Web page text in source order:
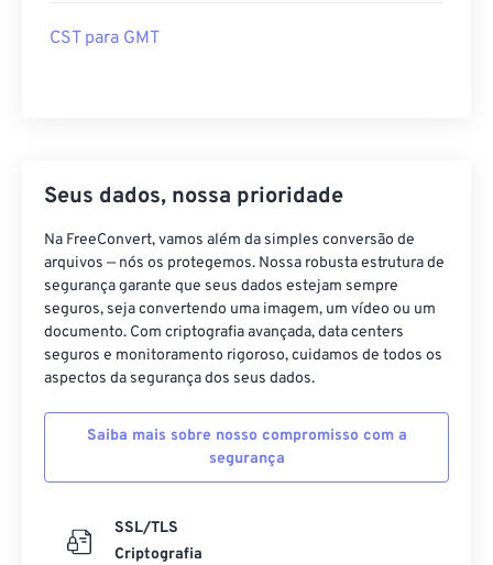
CST para GMT
Seus dados, nossa prioridade
Na FreeConvert, vamos além da simples conversão de
arquivos — nós os protegemos. Nossa robusta estrutura de
segurança garante que seus dados estejam sempre
seguros, seja convertendo uma imagem, um vídeo ou um
documento. Com criptografia avançada, data centers
seguros e monitoramento rigoroso, cuidamos de todos os
aspectos da segurança dos seus dados.
Saiba mais sobre nosso compromisso com a
segurança
SSL/TLS
Criptografia